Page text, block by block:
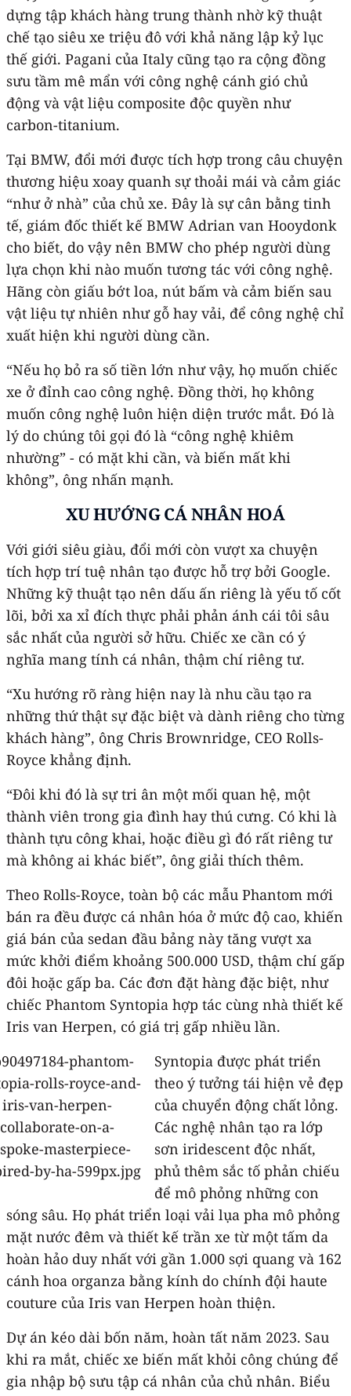
dựng tập khách hàng trung thành nhờ kỹ thuật
chế tạo siêu xe triệu đô với khả năng lập kỷ lục
thế giới. Pagani của Italy cũng tạo ra cộng đồng
sưu tầm mê mẩn với công nghệ cánh gió chủ
động và vật liệu composite độc quyền như
carbon-titanium.
Tại BMW, đổi mới được tích hợp trong câu chuyện
thương hiệu xoay quanh sự thoải mái và cảm giác
“như ở nhà” của chủ xe. Đây là sự cân bằng tinh
tế, giám đốc thiết kế BMW Adrian van Hooydonk
cho biết, do vậy nên BMW cho phép người dùng
lựa chọn khi nào muốn tương tác với công nghệ.
Hãng còn giấu bớt loa, nút bấm và cảm biến sau
vật liệu tự nhiên như gỗ hay vải, để công nghệ chỉ
xuất hiện khi người dùng cần.
“Nếu họ bỏ ra số tiền lớn như vậy, họ muốn chiếc
xe ở đỉnh cao công nghệ. Đồng thời, họ không
muốn công nghệ luôn hiện diện trước mắt. Đó là
lý do chúng tôi gọi đó là “công nghệ khiêm
nhường” - có mặt khi cần, và biến mất khi
không”, ông nhấn mạnh.
XU HƯỚNG CÁ NHÂN HOÁ
Với giới siêu giàu, đổi mới còn vượt xa chuyện
tích hợp trí tuệ nhân tạo được hỗ trợ bởi Google.
Những kỹ thuật tạo nên dấu ấn riêng là yếu tố cốt
lõi, bởi xa xỉ đích thực phải phản ánh cái tôi sâu
sắc nhất của người sở hữu. Chiếc xe cần có ý
nghĩa mang tính cá nhân, thậm chí riêng tư.
“Xu hướng rõ ràng hiện nay là nhu cầu tạo ra
những thứ thật sự đặc biệt và dành riêng cho từng
khách hàng”, ông Chris Brownridge, CEO Rolls-
Royce khẳng định.
“Đôi khi đó là sự tri ân một mối quan hệ, một
thành viên trong gia đình hay thú cưng. Có khi là
thành tựu công khai, hoặc điều gì đó rất riêng tư
mà không ai khác biết”, ông giải thích thêm.
Theo Rolls-Royce, toàn bộ các mẫu Phantom mới
bán ra đều được cá nhân hóa ở mức độ cao, khiến
giá bán của sedan đầu bảng này tăng vượt xa
mức khởi điểm khoảng 500.000 USD, thậm chí gấp
đôi hoặc gấp ba. Các đơn đặt hàng đặc biệt, như
chiếc Phantom Syntopia hợp tác cùng nhà thiết kế
Iris van Herpen, có giá trị gấp nhiều lần.
Syntopia được phát triển
theo ý tưởng tái hiện vẻ đẹp
của chuyển động chất lỏng.
Các nghệ nhân tạo ra lớp
sơn iridescent độc nhất,
phủ thêm sắc tố phản chiếu
để mô phỏng những con
sóng sâu. Họ phát triển loại vải lụa pha mô phỏng
mặt nước đêm và thiết kế trần xe từ một tấm da
hoàn hảo duy nhất với gần 1.000 sợi quang và 162
cánh hoa organza bằng kính do chính đội haute
couture của Iris van Herpen hoàn thiện.
Dự án kéo dài bốn năm, hoàn tất năm 2023. Sau
khi ra mắt, chiếc xe biến mất khỏi công chúng để
gia nhập bộ sưu tập cá nhân của chủ nhân. Biểu